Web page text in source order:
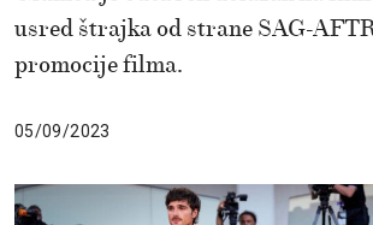
usred štrajka od strane SAG-
promocije filma.
05/09/2023